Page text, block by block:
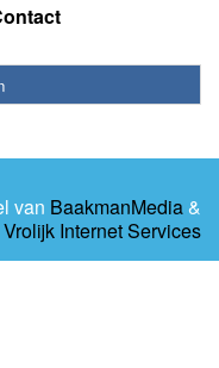
van BaakmanMedia &
Vrolijk Internet Services